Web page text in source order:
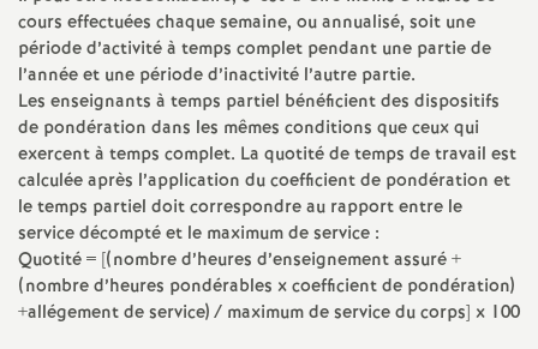
e
i
g
n
e
cours effectuées chaque semaine, ou annualisé, soit une
période d’activité à temps complet pendant une partie de
l’année et une période d’inactivité l’autre partie.
Les enseignants à temps partiel bénéficient des dispositifs
de pondération dans les mêmes conditions que ceux qui
exercent à temps complet. La quotité de temps de travail est
calculée après l’application du coefficient de pondération et
le temps partiel doit correspondre au rapport entre le
service décompté et le maximum de service :
Quotité = [(nombre d’heures d’enseignement assuré +
(nombre d’heures pondérables x coefficient de pondération)
+allégement de service) / maximum de service du corps] x 100